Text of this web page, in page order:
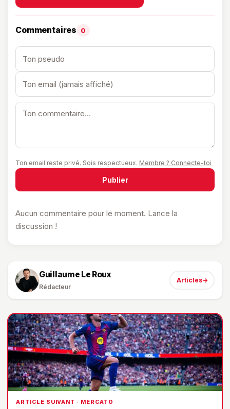
Commentaires 0
Ton email reste privé. Sois respectueux. Membre ? Connecte-toi
Publier
Aucun commentaire pour le moment. Lance la
discussion !
Guillaume Le Roux
Rédacteur
Articles→
ARTICLE SUIVANT · MERCATO